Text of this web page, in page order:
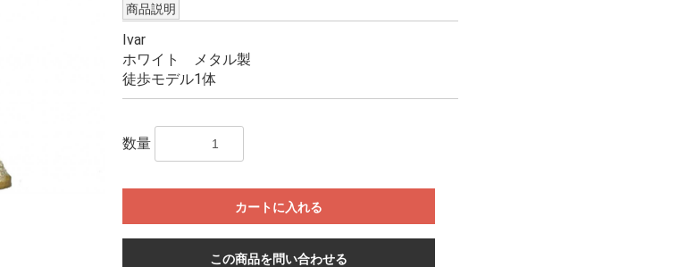
商品説明
Ivar
ホワイト メタル製
徒歩モデル1体
数量
カートに入れる
この商品を問い合わせる